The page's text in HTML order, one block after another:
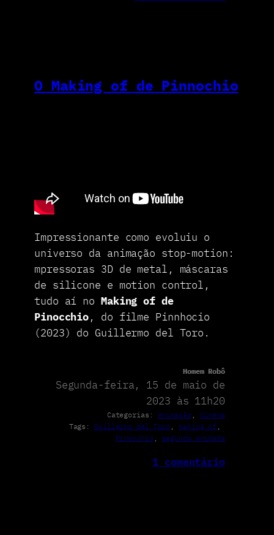
O Making of de Pinnochio
Impressionante como evoluiu o
universo da animação stop-motion:
mpressoras 3D de metal, máscaras
de silicone e motion control,
tudo aí no Making of de
Pinocchio, do filme Pinnhocio
(2023) do Guillermo del Toro.
Homem Robô
Segunda-feira, 15 de maio de
2023 às 11h20
Categorias: Animação, Cinema
Tags:Guillermo del Toro , making of
Pinocchio, segunda animada
1 comentário